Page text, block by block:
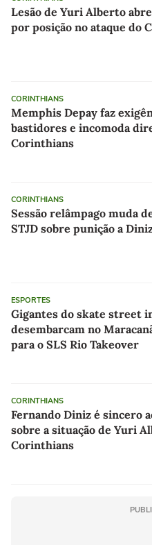
Lesão de Yuri Alberto
por posição no ataque do
CORINTHIANS
Memphis Depay faz
bastidores e incomoda
Corinthians
CORINTHIANS
Sessão relâmpago muda
STJD sobre punição a
ESPORTES
Gigantes do skate street
desembarcam no
para o SLS Rio Takeover
CORINTHIANS
Fernando Diniz é sincero
sobre a situação de Yuri
Corinthians